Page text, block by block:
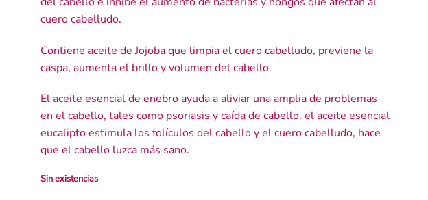
cuero cabelludo.
Contiene aceite de Jojoba que limpia el cuero cabelludo, previene la
caspa, aumenta el brillo y volumen del cabello.
El aceite esencial de enebro ayuda a aliviar una amplia de problemas
en el cabello, tales como psoriasis y caída de cabello. el aceite esencial
eucalipto estimula los folículos del cabello y el cuero cabelludo, hace
que el cabello luzca más sano.
Sin existencias